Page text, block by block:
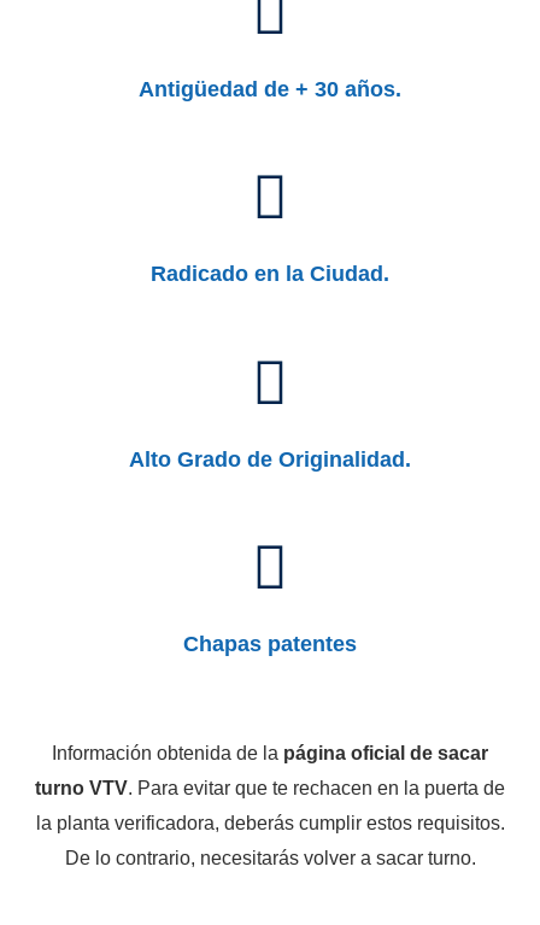
Antigüedad de + 30 años.
Radicado en la Ciudad.
Alto Grado de Originalidad.
Chapas patentes
Información obtenida de la página oficial de sacar
turno VTV. Para evitar que te rechacen en la puerta de
la planta verificadora, deberás cumplir estos requisitos.
De lo contrario, necesitarás volver a sacar turno.